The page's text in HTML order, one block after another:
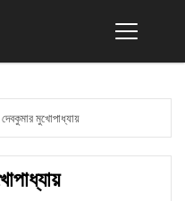
দেবকুমার মুখোপাধ্যায়